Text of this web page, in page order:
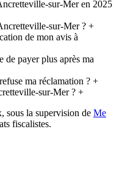
sur-Mer en 2025
sur-Mer ?+
de mon avis à
de payer plus après ma
ma réclamation ?+
sur-Mer ?+
sous la supervision de Me
fiscalistes.